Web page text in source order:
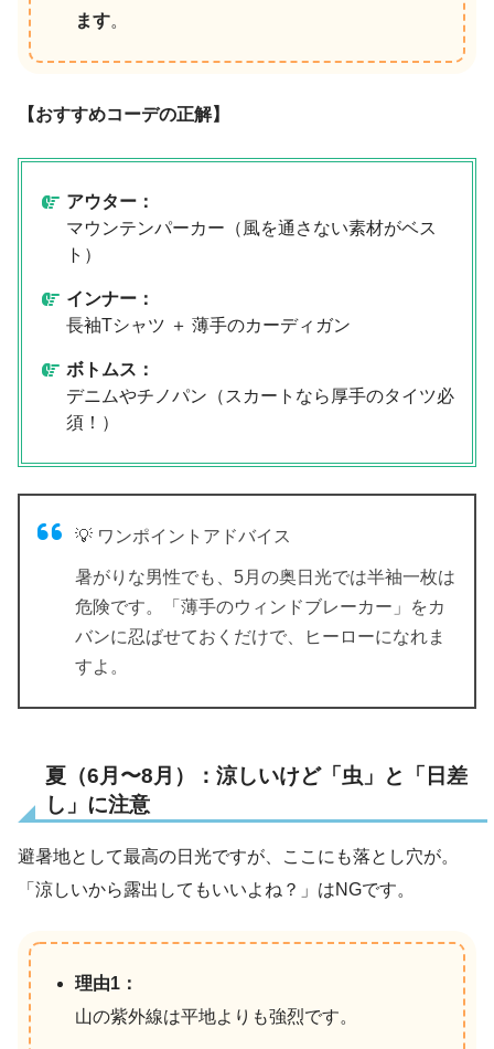
ます。
【おすすめコーデの正解】
アウター：
マウンテンパーカー（風を通さない素材がベス
ト）
インナー：
長袖Tシャツ ＋ 薄手のカーディガン
ボトムス：
デニムやチノパン（スカートなら厚手のタイツ必
須！）
💡 ワンポイントアドバイス
暑がりな男性でも、5月の奥日光では半袖一枚は
危険です。「薄手のウィンドブレーカー」をカ
バンに忍ばせておくだけで、ヒーローになれま
すよ。
夏（6月〜8月）：涼しいけど「虫」と「日差
し」に注意
避暑地として最高の日光ですが、ここにも落とし穴が。
「涼しいから露出してもいいよね？」はNGです。
理由1：
山の紫外線は平地よりも強烈です。